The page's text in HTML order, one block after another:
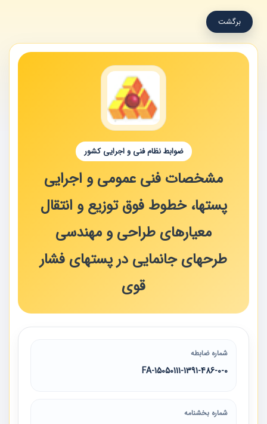
برگشت
ضوابط نظام فنی و اجرایی کشور
مشخصات فنی عمومی و اجرایی
پستها، خطوط فوق توزیع و انتقال
معیارهای طراحی و مهندسی
طرحهای جانمایی در پستهای فشار
قوی
شماره ضابطه
15050111-1391-486-0-0-FA
شماره بخشنامه